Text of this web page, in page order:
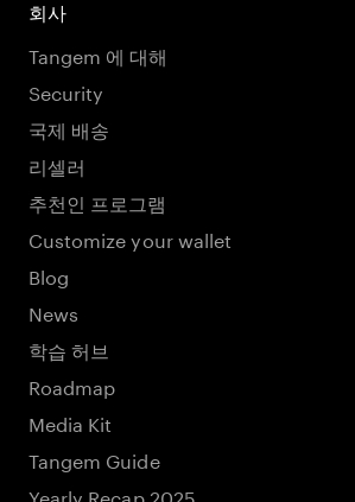
회사
Tangem 에 대해
Security
국제 배송
리셀러
추천인 프로그램
Customize your wallet
Blog
News
학습 허브
Roadmap
Media Kit
Tangem Guide
Yearly Recap 2025